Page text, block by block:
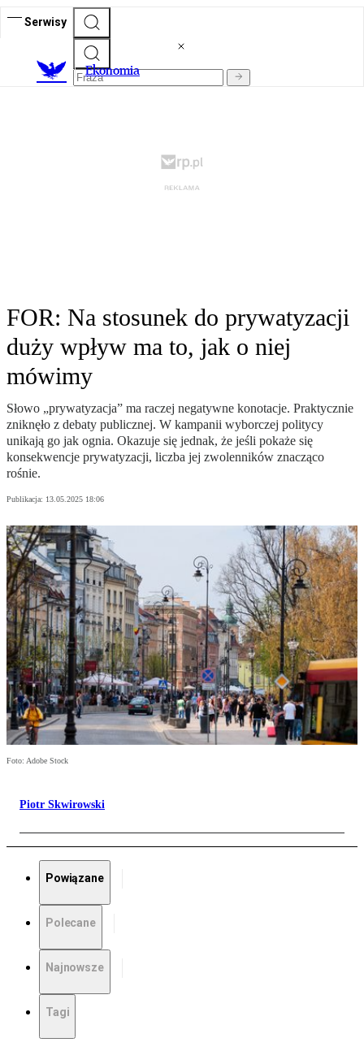
Serwisy
Ekonomia
FOR: Na stosunek do prywatyzacji
duży wpływ ma to, jak o niej
mówimy
Słowo „prywatyzacja” ma raczej negatywne konotacje. Praktycznie
zniknęło z debaty publicznej. W kampanii wyborczej politycy
unikają go jak ognia. Okazuje się jednak, że jeśli pokaże się
konsekwencje prywatyzacji, liczba jej zwolenników znacząco
rośnie.
Publikacja: 13.05.2025 18:06
Foto: Adobe Stock
Piotr Skwirowski
Powiązane
Polecane
Najnowsze
Tagi